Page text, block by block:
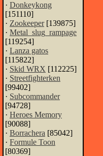
· Donkeykong
[151110]
· Zookeeper[139875]
· Metal_slug_rampage
[119254]
· Lanza gatos
[115822]
· Skid WRX [112225]
· Streetfighterken
[99402]
· Subcommander
[94728]
· Heroes Memory
[90088]
· Borrachera [85042]
· Formule Toon
[80369]